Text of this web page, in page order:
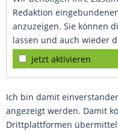
Redaktion
anzuzeigen. Sie können
lassen und auch wieder
jetzt aktivieren
Ich bin damit
angezeigt werden. Damit
Drittplattformen